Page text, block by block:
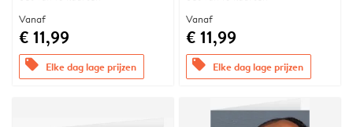
Vanaf
€ 11,99
offers Elke dag lage prijzen
Vanaf
€ 11,99
offers Elke dag lage prijzen